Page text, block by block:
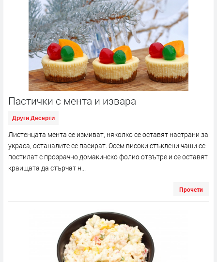
Пастички с мента и извара
Други Десерти
Листенцата мента се измиват, няколко се оставят настрани за
украса, останалите се пасират. Осем високи стъклени чаши се
постилат с прозрачно домакинско фолио отвътре и се оставят
краищата да стърчат н...
Прочети